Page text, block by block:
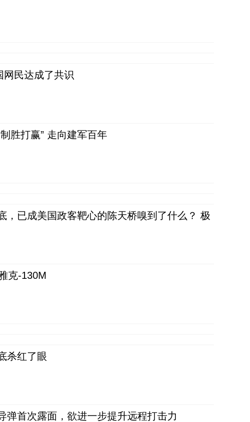
网民达成了共识
胜打赢” 走向建军百年
，已成美国政客靶心的陈天桥嗅到了什么？ 极
克-130M
杀红了眼
弹首次露面，欲进一步提升远程打击力